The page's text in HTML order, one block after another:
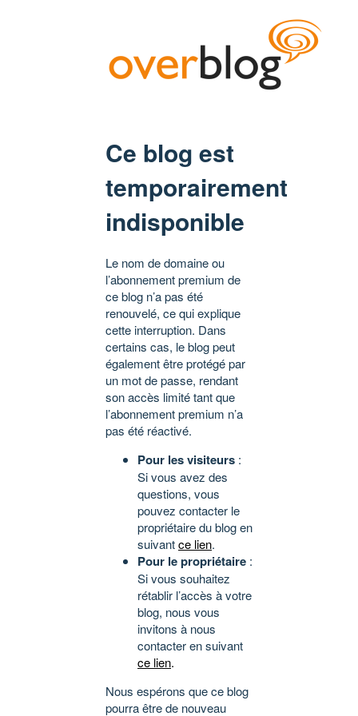
Ce blog est
temporairement
indisponible
Le nom de domaine ou
l’abonnement premium de
ce blog n’a pas été
renouvelé, ce qui explique
cette interruption. Dans
certains cas, le blog peut
également être protégé par
un mot de passe, rendant
son accès limité tant que
l’abonnement premium n’a
pas été réactivé.
Pour les visiteurs :
Si vous avez des
questions, vous
pouvez contacter le
propriétaire du blog en
suivantce lien.
Pour le propriétaire :
Si vous souhaitez
rétablir l’accès à votre
blog, nous vous
invitons à nous
contacter en suivant
ce lien.
Nous espérons que ce blog
pourra être de nouveau